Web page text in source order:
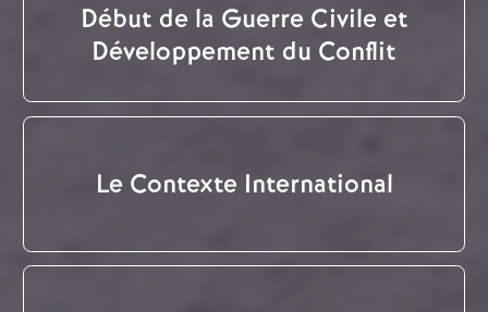
Début de la Guerre Civile et
Développement du Conflit
Le Contexte International